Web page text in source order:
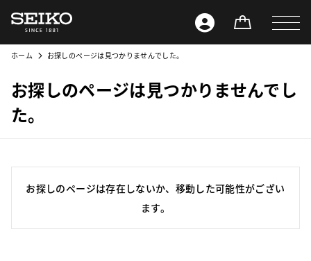
ホーム お探しのページは見つかりませんでした。
お探しのページは見つかりませんでし
た。
お探しのページは存在しないか、移動した可能性がござい
ます。